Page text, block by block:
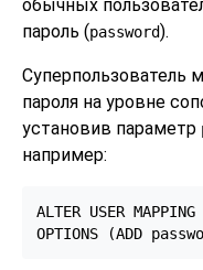
обычных
пароль (password).
Суперпользователь
пароля на уровне
установив параметр
например:
ALTER USER
OPTIONS (ADD